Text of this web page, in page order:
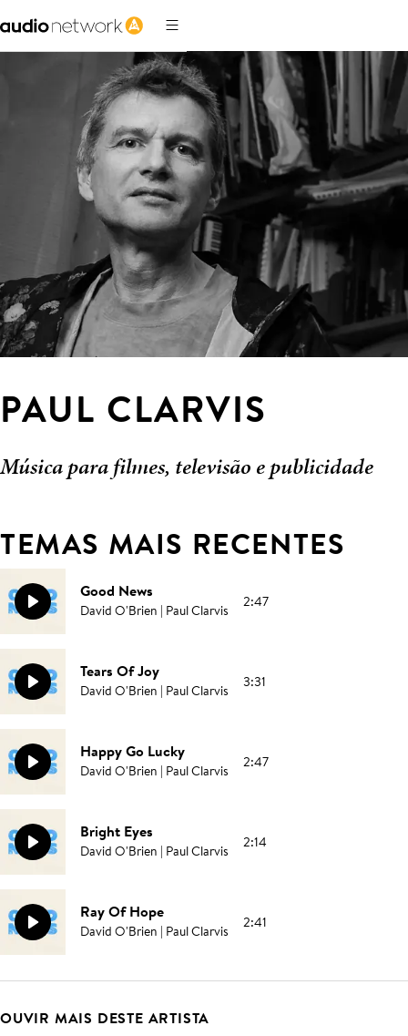
PAUL CLARVIS
Música para filmes, televisão e publicidade
TEMAS MAIS RECENTES
Good News
David O'Brien | Paul Clarvis 2:47
Tears Of Joy
David O'Brien | Paul Clarvis 3:31
Happy Go Lucky
David O'Brien | Paul Clarvis 2:47
Bright Eyes
David O'Brien | Paul Clarvis 2:14
Ray Of Hope
David O'Brien | Paul Clarvis 2:41
OUVIR MAIS DESTE ARTISTA